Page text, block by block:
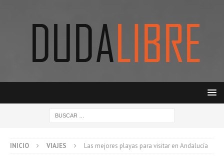
INICIO VIAJES Las mejores playas para visitar en Andalucía